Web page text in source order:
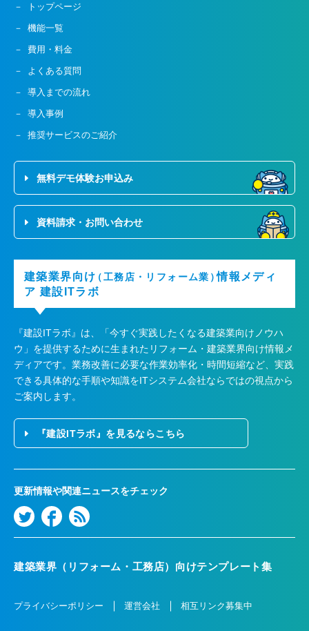
トップページ
機能一覧
費用・料金
よくある質問
導入までの流れ
導入事例
推奨サービスのご紹介
無料デモ体験お申込み
資料請求・お問い合わせ
建築業界向け（工務店・リフォーム業）情報メディ
ア 建設ITラボ
『建設ITラボ』は、
「今すぐ実践したくなる建築業向けノウハ
ウ」を提供するために生まれたリフォーム・建築業界向け情報メ
ディアです。業務改善に必要な作業効率化・時間短縮など、実践
できる具体的な手順や知識をITシステム会社ならではの視点から
ご案内します。
『建設ITラボ』を見るならこちら
更新情報や関連ニュースをチェック
建築業界（リフォーム・工務店）向けテンプレート集
プライバシーポリシー 運営会社 相互リンク募集中